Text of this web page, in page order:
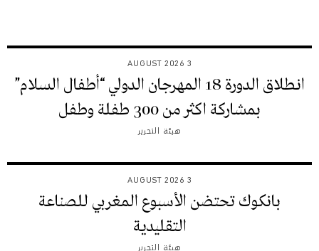
3 AUGUST 2026
انطلاق الدورة 18 المهرجان الدولي “أطفال السلام”
بمشاركة اكثر من 300 طفلة وطفل
هيئة التحرير
3 AUGUST 2026
بانكوك تحتضن الأسبوع المغربي للصناعة
التقليدية
هيئة التحرير